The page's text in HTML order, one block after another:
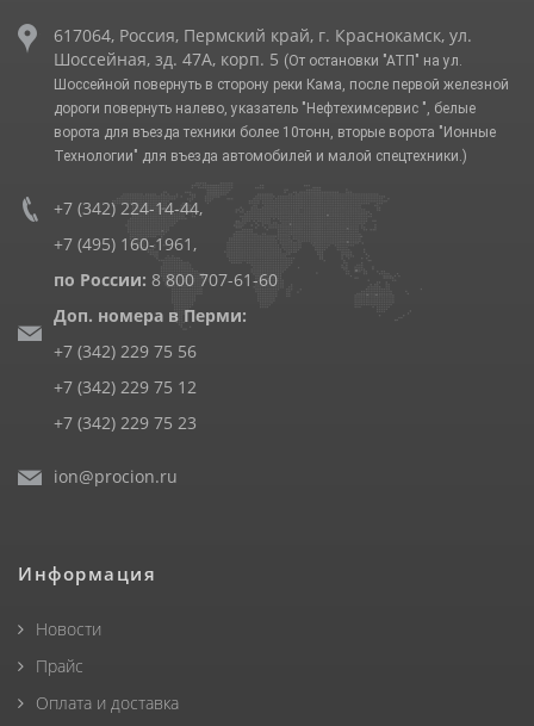
617064, Россия, Пермский край, г. Краснокамск, ул.
Шоссейная, зд. 47А, корп. 5 (От остановки "АТП" на ул.
Шоссейной повернуть в сторону реки Кама, после первой железной
дороги повернуть налево, указатель "Нефтехимсервис ", белые
ворота для въезда техники более 10тонн, вторые ворота "Ионные
Технологии" для въезда автомобилей и малой спецтехники.)
+7 (342) 224-14-44,
+7 (495) 160-1961 ,
по России: 8 800 707-61-60
Доп. номера в Перми:
+7 (342) 229 75 56
+7 (342) 229 75 12
+7 (342) 229 75 23
ion@procion.ru
Информация
Новости
Прайс
Оплата и доставка